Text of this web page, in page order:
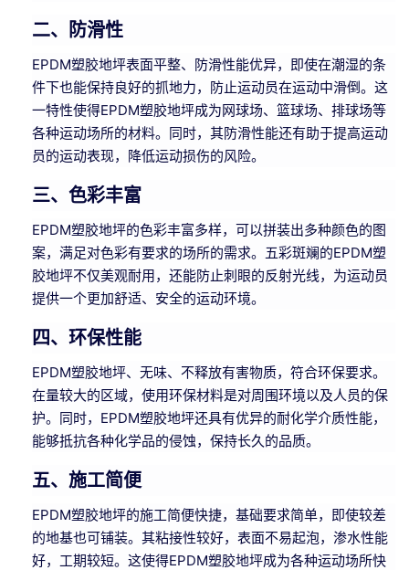
二、防滑性
EPDM塑胶地坪表面平整、防滑性能优异，即使在潮湿的条
件下也能保持良好的抓地力，防止运动员在运动中滑倒。这
一特性使得EPDM塑胶地坪成为网球场、篮球场、排球场等
各种运动场所的材料。同时，其防滑性能还有助于提高运动
员的运动表现，降低运动损伤的风险。
三、色彩丰富
EPDM塑胶地坪的色彩丰富多样，可以拼装出多种颜色的图
案，满足对色彩有要求的场所的需求。五彩斑斓的EPDM塑
胶地坪不仅美观耐用，还能防止刺眼的反射光线，为运动员
提供一个更加舒适、安全的运动环境。
四、环保性能
EPDM塑胶地坪、无味、不释放有害物质，符合环保要求。
在量较大的区域，使用环保材料是对周围环境以及人员的保
护。同时，EPDM塑胶地坪还具有优异的耐化学介质性能，
能够抵抗各种化学品的侵蚀，保持长久的品质。
五、施工简便
EPDM塑胶地坪的施工简便快捷，基础要求简单，即使较差
的地基也可铺装。其粘接性较好，表面不易起泡，渗水性能
好，工期较短。这使得EPDM塑胶地坪成为各种运动场所快